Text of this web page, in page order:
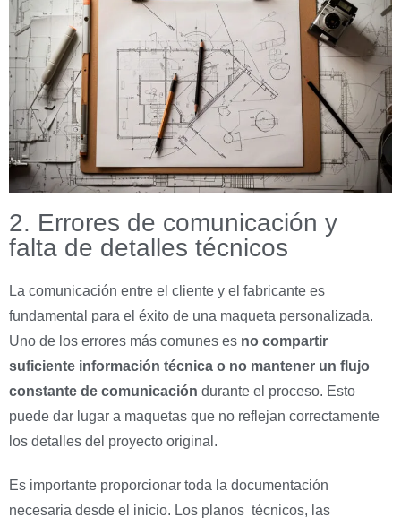
2. Errores de comunicación y
falta de detalles técnicos
La comunicación entre el cliente y el fabricante es
fundamental para el éxito de una maqueta personalizada.
Uno de los errores más comunes es no compartir
suficiente información técnica o no mantener un flujo
constante de comunicación durante el proceso. Esto
puede dar lugar a maquetas que no reflejan correctamente
los detalles del proyecto original.
Es importante proporcionar toda la documentación
necesaria desde el inicio. Los planos técnicos, las